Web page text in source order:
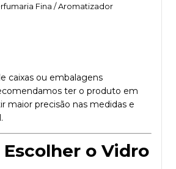
Fina / Aromatizador
caixas ou embalagens
ter o produto em
maior precisão nas medidas e
Escolher o Vidro